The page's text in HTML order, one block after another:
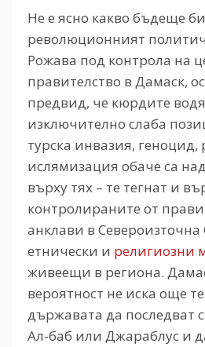
Не е ясно какво бъдеще
революционният
Рожава под контрола на
правителство в Дамаск,
предвид, че кюрдите
изключително слаба
турска инвазия,
ислямизация обаче са
върху тях – те тегнат и
контролираните от
анклави в
етнически и религиозни
живеещи в региона.
вероятност не иска още
държавата да последват
Ал-баб или Джараблус и